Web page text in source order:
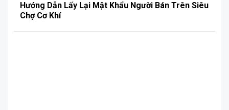
Hướng Dẫn Lấy Lại Mật Khẩu Người Bán Trên Siêu
Chợ Cơ Khí